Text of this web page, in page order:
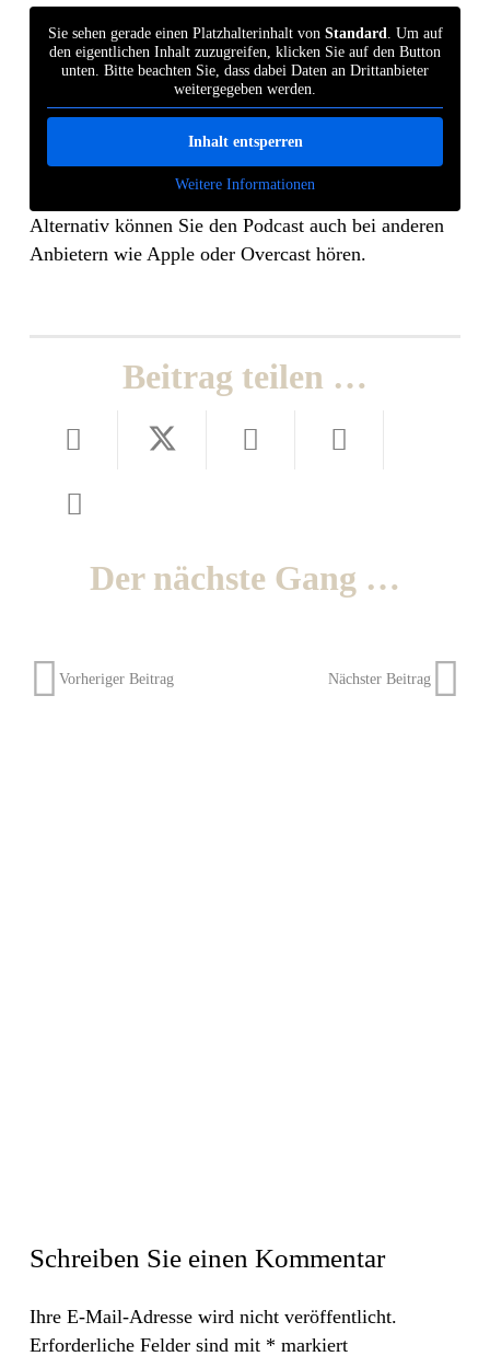
Sie sehen gerade einen Platzhalterinhalt von Standard. Um auf
den eigentlichen Inhalt zuzugreifen, klicken Sie auf den Button
unten. Bitte beachten Sie, dass dabei Daten an Drittanbieter
weitergegeben werden.
Inhalt entsperren
Weitere Informationen
Alternativ können Sie den Podcast auch bei anderen
Anbietern wie Apple oder Overcast hören.
Beitrag teilen …
Der nächste Gang …
Vorheriger Beitrag Nächster Beitrag
Schreiben Sie einen Kommentar
Ihre E-Mail-Adresse wird nicht veröffentlicht.
Erforderliche Felder sind mit * markiert